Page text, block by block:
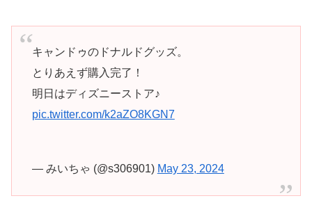
キャンドゥのドナルドグッズ。
とりあえず購入完了！
明日はディズニーストア♪
pic.twitter.com/k2aZO8KGN7
— みいちゃ (@s306901) May 23, 2024